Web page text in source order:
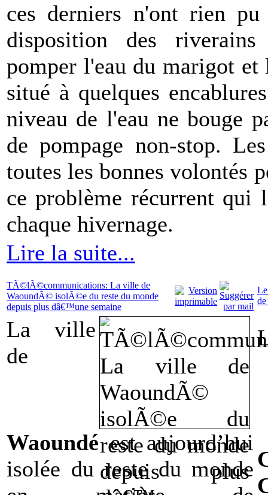
ces derniers n'ont rien
disposition des
pomper l'eau du marigot et
situé à quelques
niveau de l'eau ne bouge
de pompage non-stop.
toutes les bonnes volontés
ce problème récurrent
chaque hivernage.
Lire la suite...
TÃ©lÃ©communications: La ville de
WaoundÃ© isolÃ©e du reste du monde
depuis plus dâ€™une semaine
La ville
de
Waoundéest aujourd’hui
isolée du reste du monde